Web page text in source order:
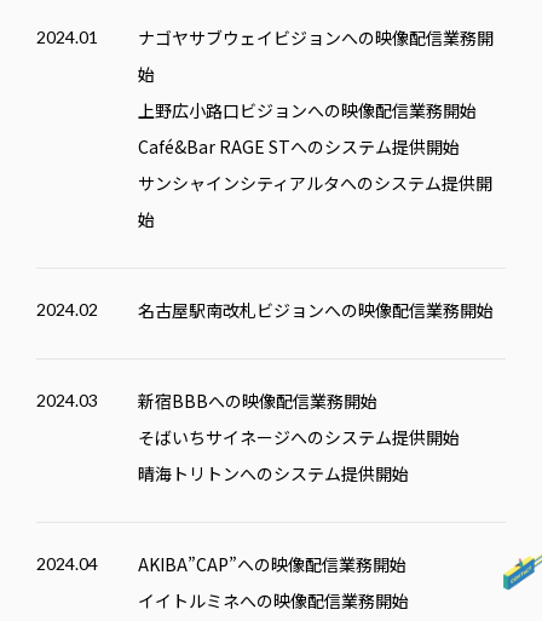
2024.01
ナゴヤサブウェイビジョンへの映像配信業務開
始
上野広小路口ビジョンへの映像配信業務開始
Café&Bar RAGE STへのシステム提供開始
サンシャインシティアルタへのシステム提供開
始
2024.02 名古屋駅南改札ビジョンへの映像配信業務開始
2024.03
新宿BBBへの映像配信業務開始
そばいちサイネージへのシステム提供開始
晴海トリトンへのシステム提供開始
2024.04
AKIBA”CAP”への映像配信業務開始
イイトルミネへの映像配信業務開始